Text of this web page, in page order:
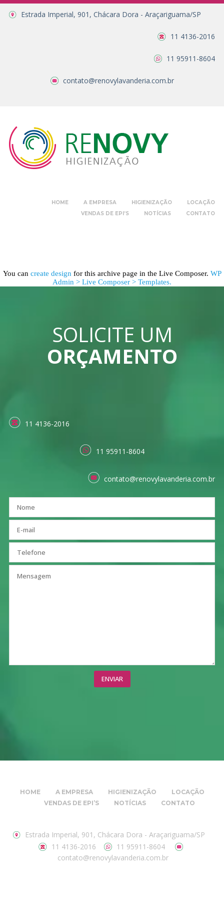
Estrada Imperial, 901, Chácara Dora - Araçariguama/SP
11 4136-2016
11 95911-8604
contato@renovylavanderia.com.br
HOME A EMPRESA HIGIENIZAÇÃO
LOCAÇÃO
VENDAS DE EPI’S
NOTÍCIAS CONTATO
You can create design for this archive page in the Live Composer. WP
Admin > Live Composer > Templates.
SOLICITE UM
ORÇAMENTO
11 4136-2016
11 95911-8604
contato@renovylavanderia.com.br
HOME A EMPRESA HIGIENIZAÇÃO
LOCAÇÃO
VENDAS DE EPI’S
NOTÍCIAS CONTATO
Estrada Imperial, 901, Chácara Dora - Araçariguama/SP
11 4136-2016
11 95911-8604
contato@renovylavanderia.com.br